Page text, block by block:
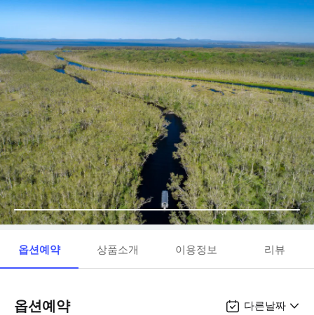
옵션예약 상품소개 이용정보 리뷰
옵션예약 다른날짜